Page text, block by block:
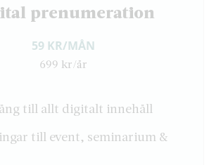
prenumeration
59 KR/MÅN
699 kr/år
till allt digitalt innehåll
till event, seminarium &